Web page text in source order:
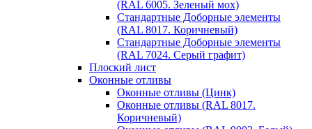
(RAL 6005. Зеленый мох)
Стандартные Доборные элементы
(RAL 8017. Коричневый)
Стандартные Доборные элементы
(RAL 7024. Серый графит)
Плоский лист
Оконные отливы
Оконные отливы (Цинк)
Оконные отливы (RAL 8017.
Коричневый)